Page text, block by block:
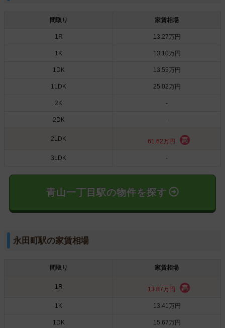
間取り 家賃相場
1R 13.27万円
1K 13.10万円
1DK 13.55万円
1LDK 25.02万円
2K -
2DK -
2LDK 61.62万円
3LDK -
青山一丁目駅の物件を探す
永田町駅の家賃相場
間取り 家賃相場
1R 13.87万円
1K 13.41万円
1DK 15.67万円